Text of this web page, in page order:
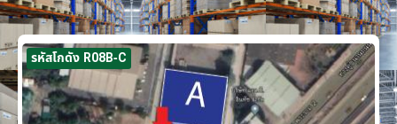
รหัสโกดัง R08B-C